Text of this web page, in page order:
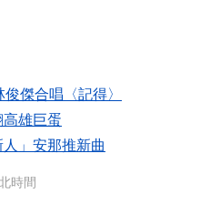
傑合唱〈記得〉
雄巨蛋
」安那推新曲
時間